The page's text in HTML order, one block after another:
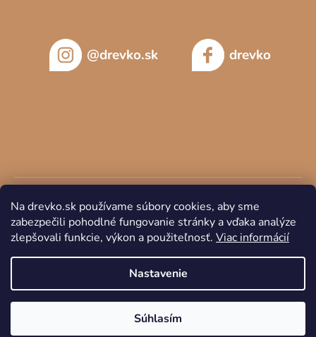
Na drevko.sk používame súbory cookies, aby sme
zabezpečili pohodlné fungovanie stránky a vďaka analýze
zlepšovali funkcie, výkon a použiteľnosť. Viac informácií
Nastavenie
Súhlasím
@drevko.sk drevko
Vytvoril Shoptet